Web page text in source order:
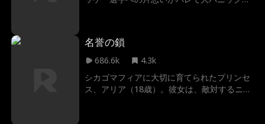
実な親友のマイケル。しかし、彼はサイモン
る。私の魔法が強くなるにつれ、私達の間に
を二人とも知っているのに、どうやって選べ
というの？
タズラか。その写真が届いたのは、意中の彼
ではなく、よりにもよっていつもエヴリンを
トンだった！最悪の誤送信から始まる、絶対
にありえない二人の関係。彼女の秘密を握っ
名誉の鎖
686.6k
4.3k
シカゴマフィアに大切に育てられたプリンセ
ス、アリア（18歳）。彼女は、敵対するニュ